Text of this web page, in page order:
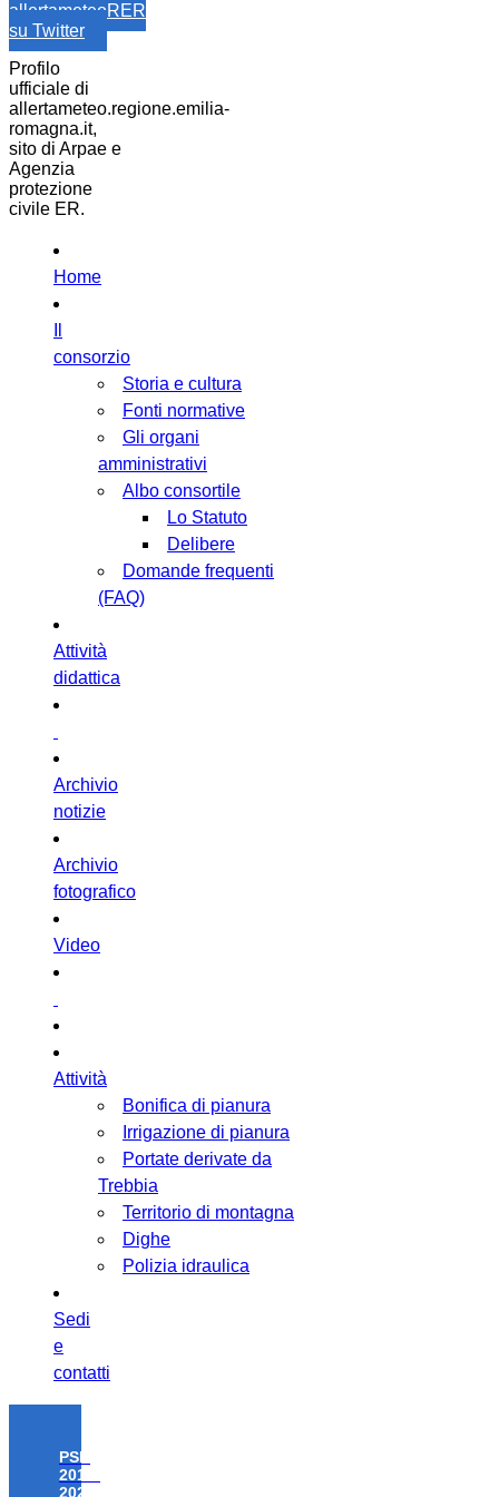
allertameteoRER
su Twitter
Profilo
ufficiale di
allertameteo.regione.emilia-
romagna.it,
sito di Arpae e
Agenzia
protezione
civile ER.
Home
consorzio
Storia e cultura
Fonti normative
Gli organi
amministrativi
Albo consortile
Lo Statuto
Delibere
Domande frequenti
(FAQ)
Attività
didattica
Archivio
notizie
Archivio
fotografico
Video
Attività
Bonifica di pianura
Irrigazione di pianura
Portate derivate da
Trebbia
Territorio di montagna
Dighe
Polizia idraulica
Sedi
e
contatti
PSR
2014-
2020